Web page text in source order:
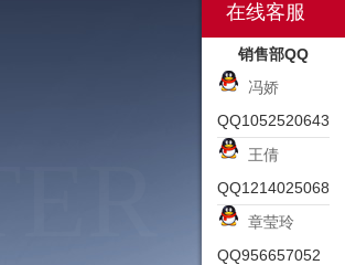
在线客服
销售部QQ
冯娇
QQ1052520643
王倩
QQ1214025068
章莹玲
QQ956657052